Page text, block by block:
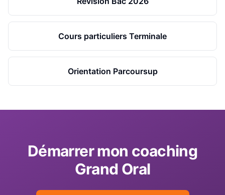
Cours particuliers Terminale
Orientation Parcoursup
Démarrer mon coaching
Grand Oral